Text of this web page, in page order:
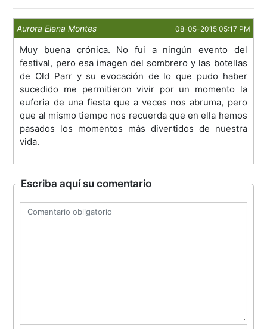
Aurora Elena Montes 08-05-2015 05:17 PM
Muy buena crónica. No fui a ningún evento del
festival, pero esa imagen del sombrero y las botellas
de Old Parr y su evocación de lo que pudo haber
sucedido me permitieron vivir por un momento la
euforia de una fiesta que a veces nos abruma, pero
que al mismo tiempo nos recuerda que en ella hemos
pasados los momentos más divertidos de nuestra
vida.
Escriba aquí su comentario